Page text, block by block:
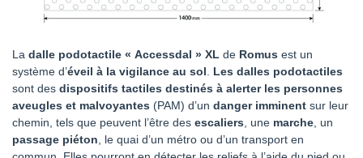
La dalle podotactile « Accessdal » XL de Romus est un
système d’éveil à la vigilance au sol
Les dalles podotactiles
sont des dispositifs tactiles destinés à alerter les personnes
aveugles et malvoyantes (PAM) d’un danger imminent sur leur
chemin, tels que peuvent l’être des escaliers , une marche , un
passage piéton , le quai d’un métro ou d’un transport en